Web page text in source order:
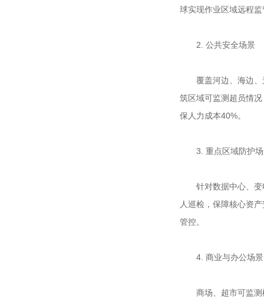
球实现作业区域远程
2. 公共安全场景
覆盖河边、海边、景
筑区域可监测超员情
保人力成本40%。
3. 重点区域防护场
针对数据中心、变电
人巡检，保障核心资
管控。
4. 商业与办公场景
商场、超市可监测楼